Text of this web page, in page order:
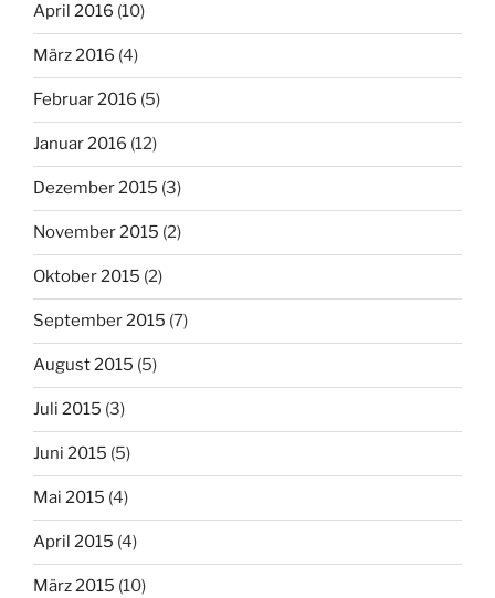
April 2016 (10)
März 2016 (4)
Februar 2016 (5)
Januar 2016 (12)
Dezember 2015 (3)
November 2015 (2)
Oktober 2015 (2)
September 2015 (7)
August 2015 (5)
Juli 2015 (3)
Juni 2015 (5)
Mai 2015 (4)
April 2015 (4)
März 2015 (10)